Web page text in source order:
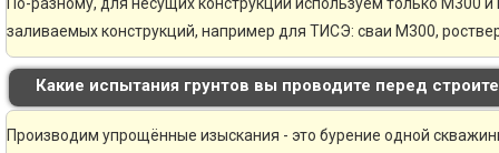
заливаемых конструкций, например для ТИСЭ: сваи М300,
Какие испытания грунтов вы проводите перед
Производим упрощённые изыскания - это бурение одной